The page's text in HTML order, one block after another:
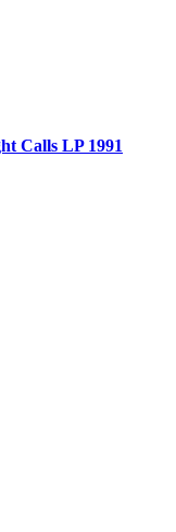
Calls LP 1991